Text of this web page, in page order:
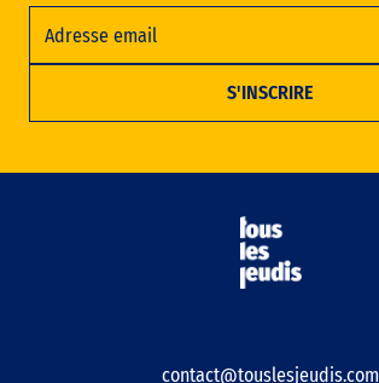
contact@touslesjeudis.com